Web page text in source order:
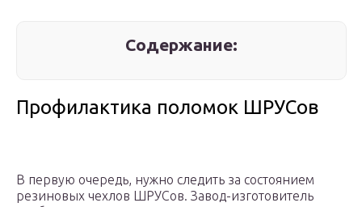
Содержание:
Профилактика поломок ШРУСов
В первую очередь, нужно следить за состоянием
резиновых чехлов ШРУСов. Завод-изготовитель